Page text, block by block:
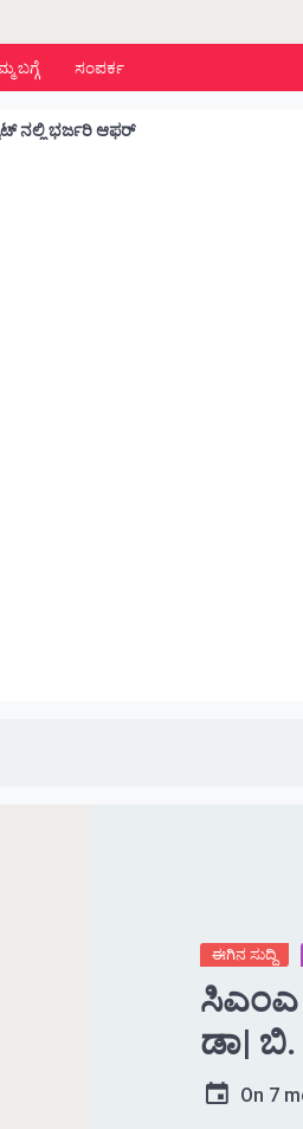
ಬಗ್ಗೆ ಸಂಪರ್ಕ
ನಲ್ಲಿ ಭರ್ಜರಿ ಆಫರ್
ಈಗಿನ ಸುದ್ದಿ
ಸಿಎಂಎ
ಡಾ| ಬಿ.
On 7